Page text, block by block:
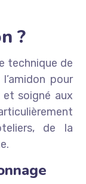
?
technique de
pour
soigné aux
de la